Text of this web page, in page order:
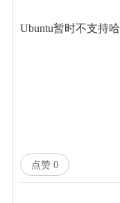
Ubuntu暂时不支持哈
点赞 0